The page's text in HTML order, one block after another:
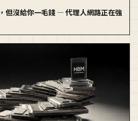
但沒給你一毛錢 — 代理人網路正在強